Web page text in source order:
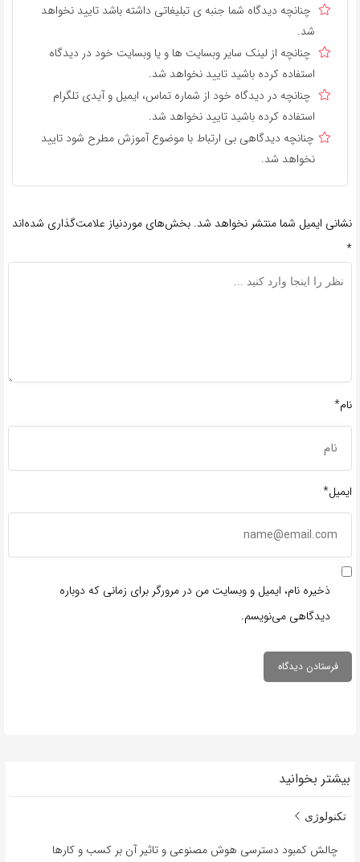
چنانچه دیدگاه شما جنبه ی تبلیغاتی داشته باشد تایید نخواهد
شد.
چنانچه از لینک سایر وبسایت ها و یا وبسایت خود در دیدگاه
استفاده کرده باشید تایید نخواهد شد.
چنانچه در دیدگاه خود از شماره تماس، ایمیل و آیدی تلگرام
استفاده کرده باشید تایید نخواهد شد.
چنانچه دیدگاهی بی ارتباط با موضوع آموزش مطرح شود تایید
نخواهد شد.
نشانی ایمیل شما منتشر نخواهد شد. بخش‌های موردنیاز علامت‌گذاری شده‌اند
*
نام*
ایمیل*
ذخیره نام، ایمیل و وبسایت من در مرورگر برای زمانی که دوباره
دیدگاهی می‌نویسم.
بیشتر بخوانید
تکنولوژی
چالش کمبود دسترسی هوش مصنوعی و تاثیر آن بر کسب و کارها